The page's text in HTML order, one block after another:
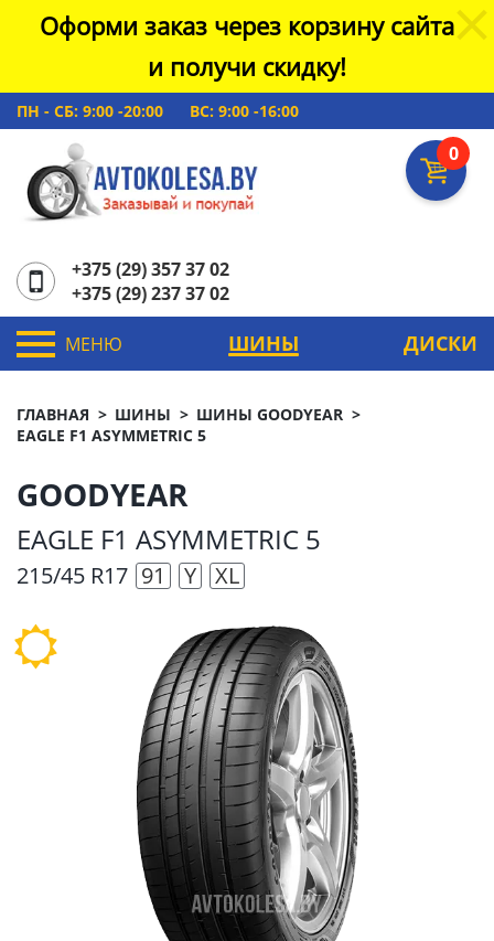
Оформи заказ через корзину сайта
и получи скидку!
ПН - СБ: 9:00 -20:00 ВС: 9:00 -16:00
0
+375 (29) 357 37 02
+375 (29) 237 37 02
МЕНЮ ШИНЫ ДИСКИ
ГЛАВНАЯ ШИНЫ
ШИНЫ GOODYEAR
EAGLE F1 ASYMMETRIC 5
GOODYEAR
EAGLE F1 ASYMMETRIC 5
215/45 R17 91 Y XL